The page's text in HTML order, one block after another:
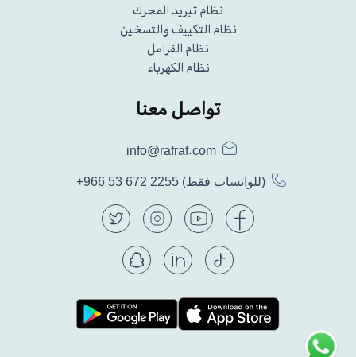
نظام تبريد المحرك
نظام التكييف والتسخين
نظام الفرامل
نظام الكهرباء
تواصل معنا
info@rafraf.com
+966 53 672 2255 (للواتساب فقط)